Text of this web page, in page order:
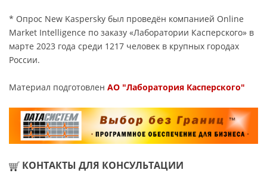
* Опрос New Kaspersky был проведён компанией Online
Market Intelligence по заказу «Лаборатории Касперского» в
марте 2023 года среди 1217 человек в крупных городах
России.
Материал подготовлен АО "Лаборатория Касперского"
КОНТАКТЫ ДЛЯ КОНСУЛЬТАЦИИ